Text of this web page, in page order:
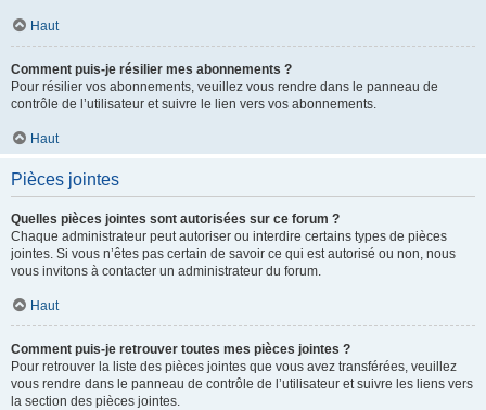
Haut
Comment puis-je résilier mes abonnements ?
Pour résilier vos abonnements, veuillez vous rendre dans le panneau de
contrôle de l’utilisateur et suivre le lien vers vos abonnements.
Haut
Pièces jointes
Quelles pièces jointes sont autorisées sur ce forum ?
Chaque administrateur peut autoriser ou interdire certains types de pièces
jointes. Si vous n’êtes pas certain de savoir ce qui est autorisé ou non, nous
vous invitons à contacter un administrateur du forum.
Haut
Comment puis-je retrouver toutes mes pièces jointes ?
Pour retrouver la liste des pièces jointes que vous avez transférées, veuillez
vous rendre dans le panneau de contrôle de l’utilisateur et suivre les liens vers
la section des pièces jointes.